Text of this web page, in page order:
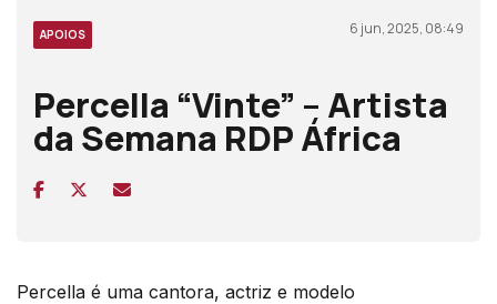
APOIOS 6 jun, 2025, 08:49
Percella “Vinte” – Artista
da Semana RDP África
Percella é uma cantora, actriz e modelo